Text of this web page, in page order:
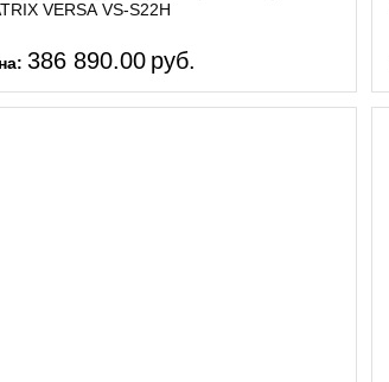
VERSA VS-S22H
386 890.00 руб.